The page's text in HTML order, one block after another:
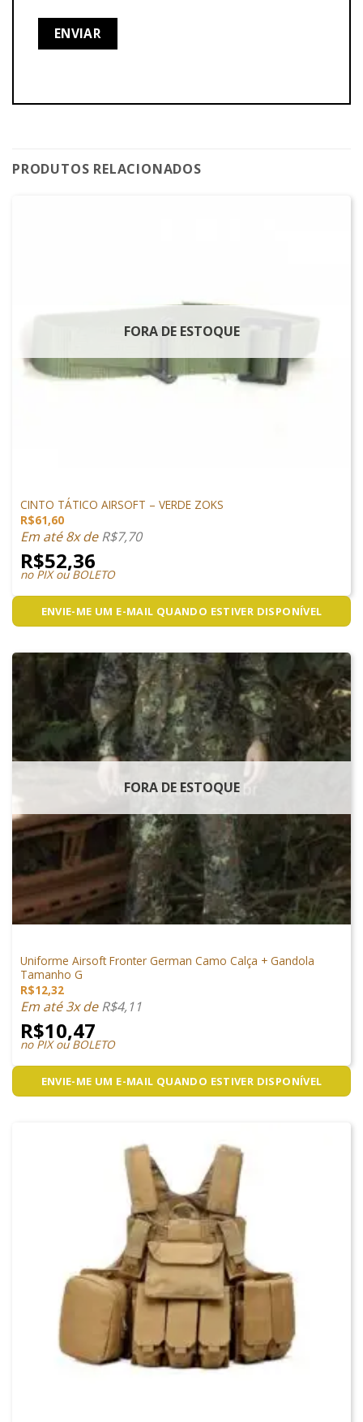
PRODUTOS RELACIONADOS
FORA DE ESTOQUE
CINTO TÁTICO AIRSOFT – VERDE ZOKS
R$61,60
Em até 8x deR$7,70
R$52,36
no PIX ou BOLETO
ENVIE-ME UM E-MAIL QUANDO ESTIVER DISPONÍVEL
FORA DE ESTOQUE
Uniforme Airsoft Fronter German Camo Calça + Gandola
Tamanho G
R$12,32
Em até 3x deR$4,11
R$10,47
no PIX ou BOLETO
ENVIE-ME UM E-MAIL QUANDO ESTIVER DISPONÍVEL